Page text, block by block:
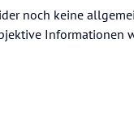
noch keine
Informationen